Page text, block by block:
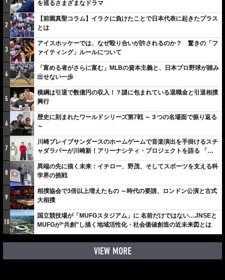
を巡るさまざまなドラマ
2
【前園真聖コラム】イラクに負けたことで日本代表に起きたプラス
とは
3
アイスホッケーでは、なぜ殴り合いが許されるのか？ 驚きの「フ
ァイティング」ルールについて
4
「富める者がさらに富む」MLBの資本主義と、日本プロ野球が踏み
出せない一歩
5
横綱は引退で数億円の収入！？謎に包まれている退職金と引退相撲
興行
6
歴史に刻まれたワールドシリーズ第7戦 ～３つの名場面で振り返る
～
7
川崎ブレイブサンダースのホームゲームで音楽演出を手掛けるスチ
ャダラパーが川崎新！アリーナシティ・プロジェクトを語る 「楽
しみでしかないでしょ。川崎は、ずっと成長曲線だから」
8
異端の先に描く未来：イチロー、野茂、そしてスポーツを支える科
学界の挑戦
9
相撲協会で3倍以上増えたもの ～時代の要請、ロンドン公演と古式
大相撲
10
国立競技場が「MUFGスタジアム」に 名前だけではない…JNSEと
MUFGが“共創”し描く地域活性化・社会価値創造の近未来図とは
VIEW MORE